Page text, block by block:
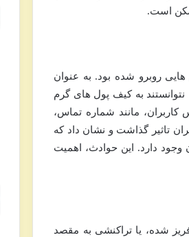
است.
روبرو شده بود. به عنوان
نتوانستند به کیف پول های گرم
مانند شماره تماس،
تاثیر گذاشت و نشان داد که
دارد. این حوادث، اهمیت
شده، یا تراکنشی به مقصد